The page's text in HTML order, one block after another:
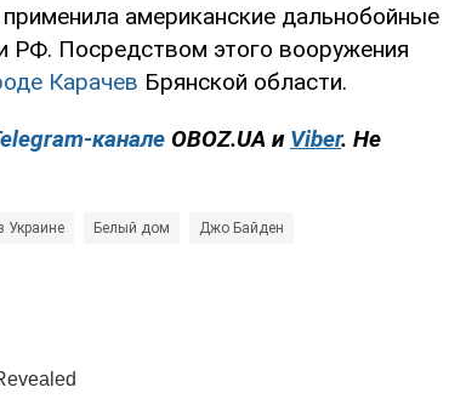
американские дальнобойные
РФ. Посредством этого вооружения
Карачев Брянской области.
канале OBOZ.UA и Viber. Не
Украине Белый дом Джо Байден